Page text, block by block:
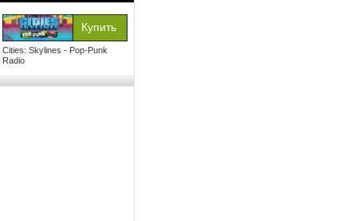
Cities: Skylines - Pop-Punk
Radio